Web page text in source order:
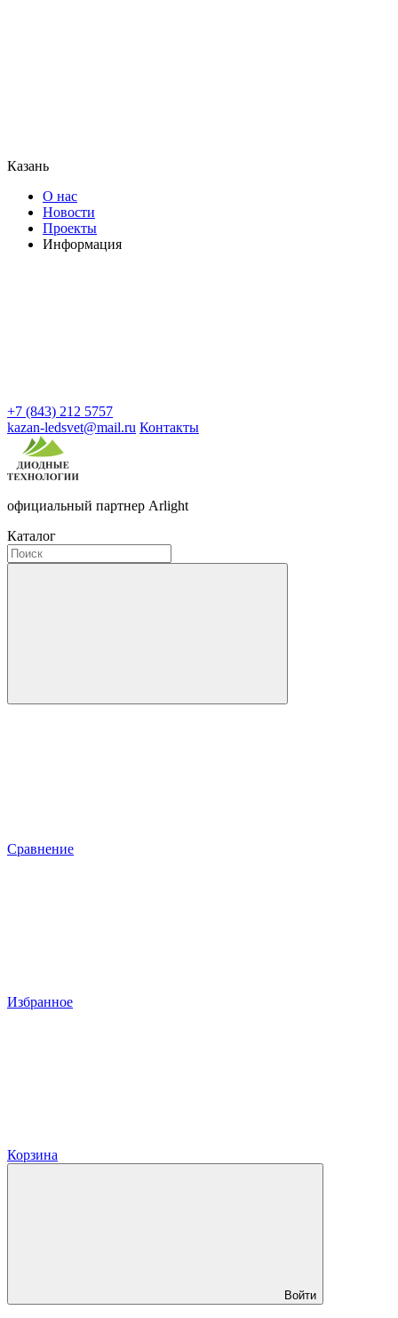
Казань
О нас
Новости
Проекты
Информация
+7 (843) 212 5757
kazan-ledsvet@mail.ru Контакты
официальный партнер Arlight
Каталог
Сравнение
Избранное
Корзина
Войти